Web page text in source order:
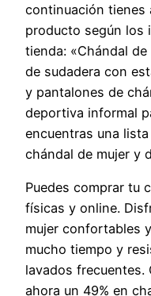
continuación tienes
producto según los
tienda: «Chándal
de sudadera con
y pantalones de
deportiva informal
encuentras una
chándal de mujer y
Puedes comprar tu
físicas y online.
mujer confortables
mucho tiempo y
lavados
ahora un 49% en